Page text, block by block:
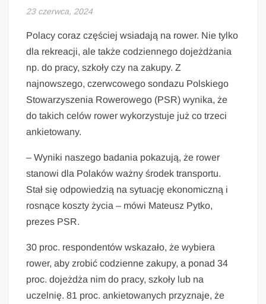
23 czerwca, 2024
Polacy coraz częściej wsiadają na rower. Nie tylko
dla rekreacji, ale także codziennego dojeżdżania
np. do pracy, szkoły czy na zakupy. Z
najnowszego, czerwcowego sondazu Polskiego
Stowarzyszenia Rowerowego (PSR) wynika, że
do takich celów rower wykorzystuje już co trzeci
ankietowany.
– Wyniki naszego badania pokazują, że rower
stanowi dla Polaków ważny środek transportu.
Stał się odpowiedzią na sytuację ekonomiczną i
rosnące koszty życia – mówi Mateusz Pytko,
prezes PSR.
30 proc. respondentów wskazało, że wybiera
rower, aby zrobić codzienne zakupy, a ponad 34
proc. dojeżdża nim do pracy, szkoły lub na
uczelnię. 81 proc. ankietowanych przyznaje, że